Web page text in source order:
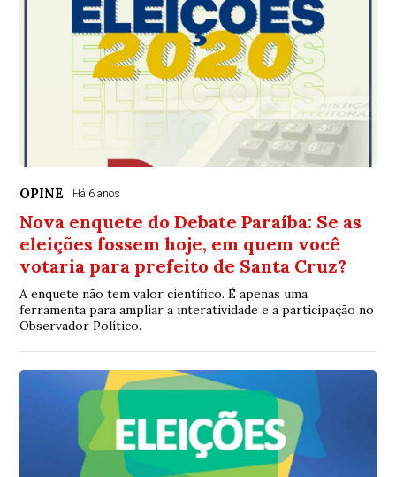
OPINE Há 6 anos
Nova enquete do Debate Paraíba: Se as
eleições fossem hoje, em quem você
votaria para prefeito de Santa Cruz?
A enquete não tem valor científico. É apenas uma
ferramenta para ampliar a interatividade e a participação no
Observador Político.